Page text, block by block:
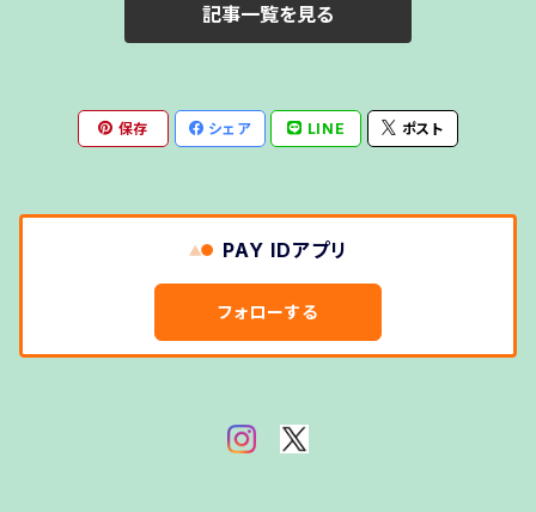
記事一覧を見る
保存 シェア LINE ポスト
PAY IDアプリ
フォローする